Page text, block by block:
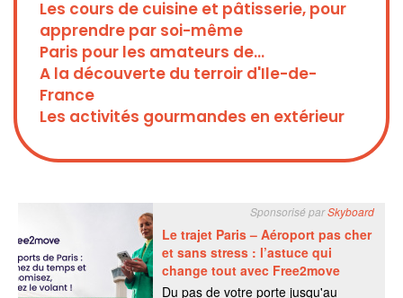
Les cours de cuisine et pâtisserie, pour
apprendre par soi-même
Paris pour les amateurs de...
A la découverte du terroir d'Ile-de-
France
Les activités gourmandes en extérieur